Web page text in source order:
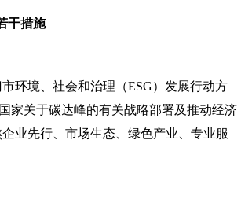
干措施
环境、社会和治理（ESG）发展行动方
家关于碳达峰的有关战略部署及推动经济
业先行、市场生态、绿色产业、专业服